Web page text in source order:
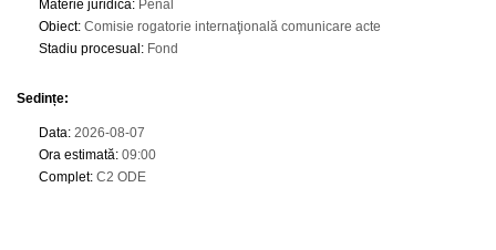
Materie juridică: Penal
Obiect: Comisie rogatorie internaţională comunicare acte
Stadiu procesual : Fond
Sedințe:
Data: 2026-08-07
Ora estimată: 09:00
Complet: C2 ODE